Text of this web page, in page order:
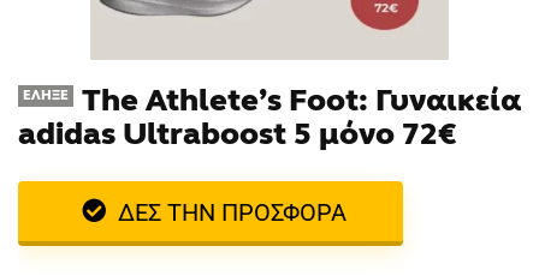
ΈΛΗΞΕ
The Athlete’s Foot: Γυναικεία
adidas Ultraboost 5 μόνο 72€
ΔΕΣ ΤΗΝ ΠΡΟΣΦΟΡΑ